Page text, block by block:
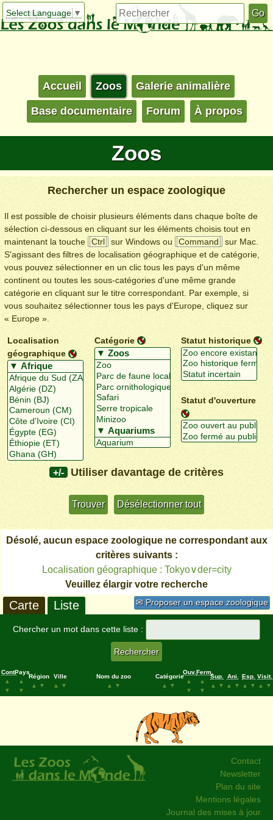
Select Language ▼
Accueil Zoos Galerie animalière
Base documentaire Forum À propos
Zoos
Rechercher un espace zoologique
Il est possible de choisir plusieurs éléments dans chaque boîte de
sélection ci-dessous en cliquant sur les éléments choisis tout en
maintenant la touche
Ctrl sur Windows ou Command
sur Mac.
S'agissant des filtres de localisation géographique et de catégorie,
vous pouvez sélectionner en un clic tous les pays d'un même
continent ou toutes les sous-catégories d'une même grande
catégorie en cliquant sur le titre correspondant. Par exemple, si
vous souhaitez sélectionner tous les pays d'Europe, cliquez sur
« Europe ».
Localisation
géographique
Catégorie Statut historique
Statut d'ouverture
+/- Utiliser davantage de critères
Désolé, aucun espace zoologique ne correspondant aux
critères suivants :
Localisation géographique : Tokyo∨der=city
Veuillez élargir votre recherche
✉ Proposer un espace zoologique
Carte Liste
Chercher un mot dans cette liste :
Cont.
▲
▼
Pays
▲
▼
Région
▲
▼
Ville
▲
▼
Nom du zoo
▲
▼
Catégorie
▲
▼
Ouv.
▲
▼
Ferm.
▲
▼
Sup.
▲
▼
Ani.
▲
▼
Esp.
▲
▼
Visit.
▲
▼
Contact
Newsletter
Plan du site
Mentions légales
Journal des mises à jour